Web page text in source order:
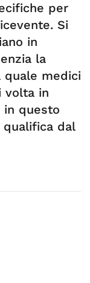
per
Si
in
la
quale medici
volta in
questo
qualifica dal